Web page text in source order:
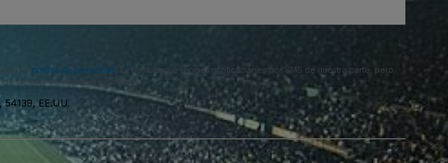
política de privacidad . Es posible que recibas notificaciones por SMS de nuestra parte, pero
de baja en cualquier momento.
EE.UU.